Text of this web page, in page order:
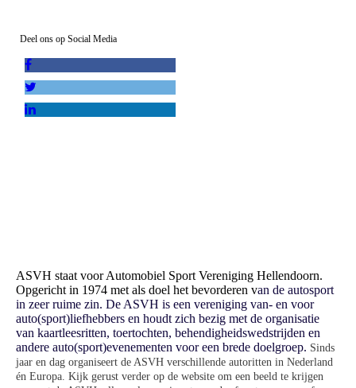
Deel ons op Social Media
ASVH staat voor Automobiel Sport Vereniging Hellendoorn.
Opgericht in 1974 met als doel het bevorderen van de autosport
in zeer ruime zin. De ASVH is een vereniging van- en voor
auto(sport)liefhebbers en houdt zich bezig met de organisatie
van kaartleesritten, toertochten, behendigheidswedstrijden en
andere auto(sport)evenementen voor een brede doelgroep. Sinds
jaar en dag organiseert de ASVH verschillende autoritten in Nederland
én Europa. Kijk gerust verder op de website om een beeld te krijgen